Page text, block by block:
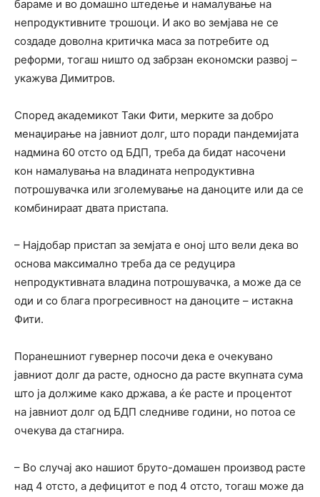
бараме и во домашно штедење и намалување на
непродуктивните трошоци. И ако во земјава не се
создаде доволна критичка маса за потребите од
реформи, тогаш ништо од забрзан економски развој –
укажува Димитров.
Според академикот Таки Фити, мерките за добро
менаџирање на јавниот долг, што поради пандемијата
надмина 60 отсто од БДП, треба да бидат насочени
кон намалувања на владината непродуктивна
потрошувачка или зголемување на даноците или да се
комбинираат двата пристапа.
– Најдобар пристап за земјата е оној што вели дека во
основа максимално треба да се редуцира
непродуктивната владина потрошувачка, а може да се
оди и со блага прогресивност на даноците – истакна
Фити.
Поранешниот гувернер посочи дека е очекувано
јавниот долг да расте, односно да расте вкупната сума
што ја должиме како држава, а ќе расте и процентот
на јавниот долг од БДП следниве години, но потоа се
очекува да стагнира.
– Во случај ако нашиот бруто-домашен производ расте
над 4 отсто, а дефицитот е под 4 отсто, тогаш може да